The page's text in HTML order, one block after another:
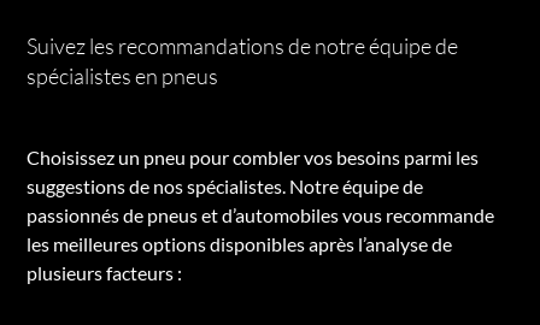
Suivez les recommandations de notre équipe de
spécialistes en pneus
Choisissez un pneu pour combler vos besoins parmi les
suggestions de nos spécialistes. Notre équipe de
passionnés de pneus et d’automobiles vous recommande
les meilleures options disponibles après l’analyse de
plusieurs facteurs :